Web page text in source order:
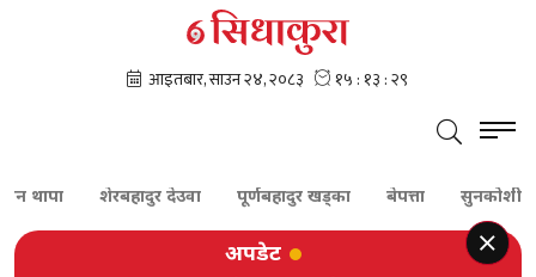
शेरबहादुर देउवा पूर्णबहादुर खड्का बेपत्ता सुनकोशी
अपडेट